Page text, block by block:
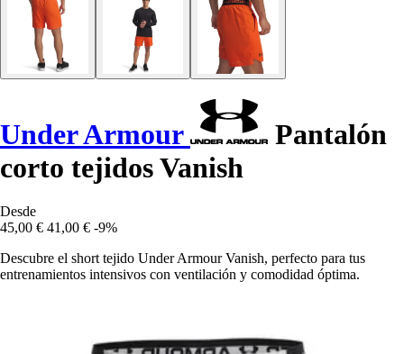
Under Armour
Pantalón
corto tejidos Vanish
Desde
45,00 € 41,00 € -9%
Descubre el short tejido Under Armour Vanish, perfecto para tus
entrenamientos intensivos con ventilación y comodidad óptima.